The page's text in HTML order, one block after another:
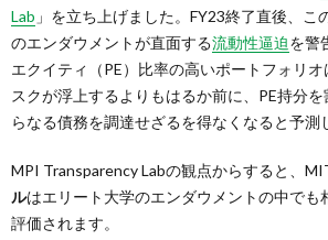
Lab 」を立ち上げました。FY23終了直後、こ
のエンダウメントが直面する流動性逼迫を警
エクイティ（PE）比率の高いポートフォリ
スクが浮上するよりもはるか前に、PE持分
らなる債務を調達せざるを得なくなると予測
MPI Transparency Labの観点からすると、
ルはエリート大学のエンダウメントの中でも
評価されます。